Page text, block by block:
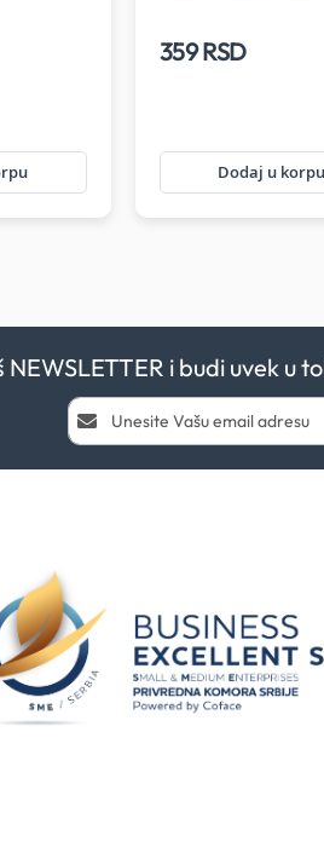
359 RSD
Dodaj u korpu
NEWSLETTER i budi uvek u
Prijavi
se